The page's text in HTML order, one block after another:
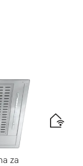
za